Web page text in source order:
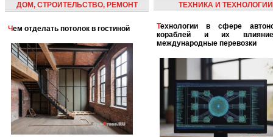
ДОМ, СТРОИТЕЛЬСТВО, РЕМОНТ
Чем отделать потолок в гостиной
ТЕХНИКА И ТЕХНОЛОГИИ
Технологии в сфере автономных
кораблей и их
международные перевозки